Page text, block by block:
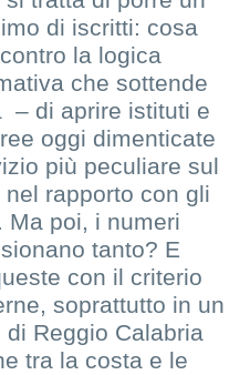
di iscritti: cosa
la logica
che sottende
– di aprire istituti e
oggi dimenticate
più peculiare sul
rapporto con gli
Ma poi, i numeri
tanto? E
con il criterio
soprattutto in un
Reggio Calabria
tra la costa e le